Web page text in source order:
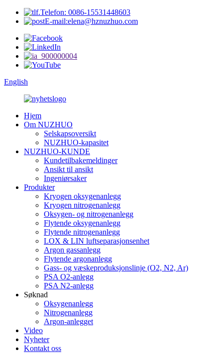
Telefon: 0086-15531448603
E-mail:elena@hznuzhuo.com
English
Hjem
Om NUZHUO
Selskapsoversikt
NUZHUO-kapasitet
NUZHUO-KUNDE
Kundetilbakemeldinger
Ansikt til ansikt
Ingeniørsaker
Produkter
Kryogen oksygenanlegg
Kryogen nitrogenanlegg
Oksygen- og nitrogenanlegg
Flytende oksygenanlegg
Flytende nitrogenanlegg
LOX & LIN luftseparasjonsenhet
Argon gassanlegg
Flytende argonanlegg
Gass- og væskeproduksjonslinje (O2, N2, Ar)
PSA O2-anlegg
PSA N2-anlegg
Søknad
Oksygenanlegg
Nitrogenanlegg
Argon-anlegget
Video
Nyheter
Kontakt oss